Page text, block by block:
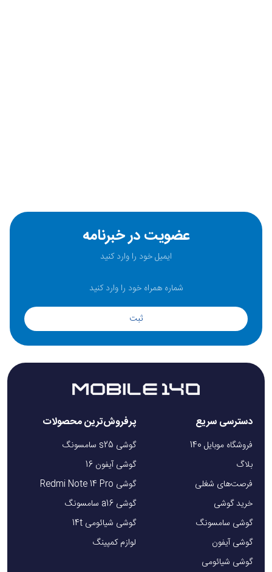
عضویت در خبرنامه
ثبت
دسترسی سریع
فروشگاه موبایل 140
بلاگ
فرصت‌های شغلی
خرید گوشی
گوشی سامسونگ
گوشی آیفون
گوشی شیائومی
پرفروش‌ترین محصولات
گوشی s25 سامسونگ
گوشی آیفون 16
گوشی Redmi Note 14 Pro
گوشی a16 سامسونگ
گوشی شیائومی 14t
لوازم کمپینگ